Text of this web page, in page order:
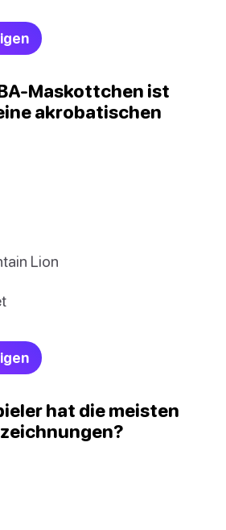
Maskottchen ist
akrobatischen
Lion
hat die meisten